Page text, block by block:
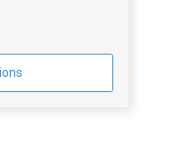
des façades.